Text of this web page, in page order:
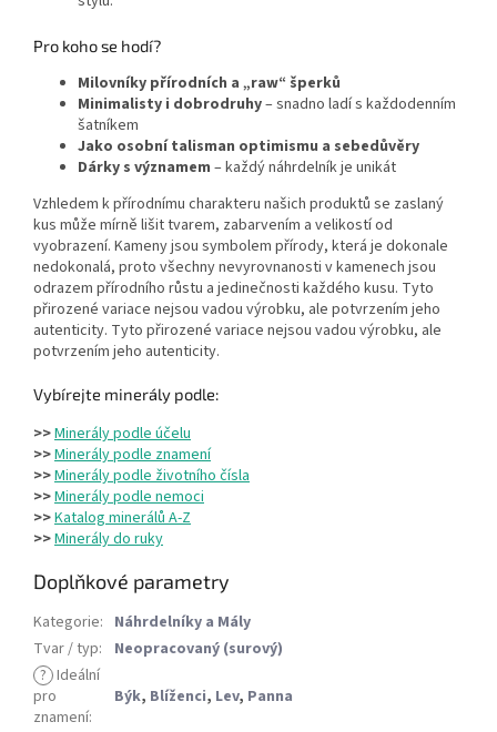
Pro koho se hodí?
Milovníky přírodních a „raw“ šperků
Minimalisty i dobrodruhy– snadno ladí s každodenním
šatníkem
Jako osobní talisman optimismu a sebedůvěry
Dárky s významem – každý náhrdelník je unikát
Vzhledem k přírodnímu charakteru našich produktů se zaslaný
kus může mírně lišit tvarem, zabarvením a velikostí od
vyobrazení. Kameny jsou symbolem přírody, která je dokonale
nedokonalá, proto všechny nevyrovnanosti v kamenech jsou
odrazem přírodního růstu a jedinečnosti každého kusu. Tyto
přirozené variace nejsou vadou výrobku, ale potvrzením jeho
autenticity. Tyto přirozené variace nejsou vadou výrobku, ale
potvrzením jeho autenticity.
Vybírejte minerály podle:
>>Minerály podle účelu
>>Minerály podle znamení
>>Minerály podle životního čísla
>>Minerály podle nemoci
>>Katalog minerálů A-Z
>>Minerály do ruky
Doplňkové parametry
Kategorie: Náhrdelníky a Mály
Tvar / typ:
Neopracovaný (surový)
? Ideální
pro
znamení:
Býk, Blíženci, Lev, Panna